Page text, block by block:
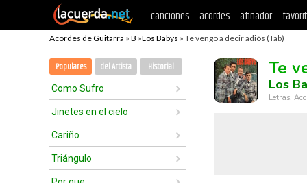
canciones acordes afinador
Acordes de Guitarra » B »Los Babys » Te vengo a decir adiós (Tab)
Populares del Artista Historial
Como Sufro
Jinetes en el cielo
Cariño
Triángulo
Te
Los
Letras,